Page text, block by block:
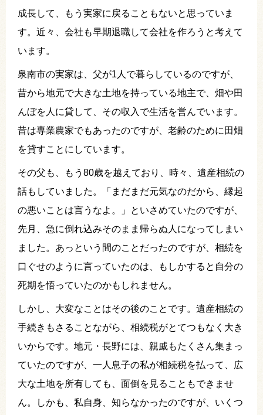
成長して、もう実家に戻ることもないと思っていま
す。近々、会社も早期退職して会社を作ろうと考えて
います。
泉南市の実家は、父が1人で暮らしているのですが、
昔から地元で大きな土地を持っている地主で、畑や田
んぼを人に貸して、その収入で生活を営んでいます。
昔は専業農家でもあったのですが、老齢のために田畑
を貸すことにしています。
その父も、もう80歳を越えており、時々、遺産相続の
話もしていました。「まだまだ元気なのだから、縁起
の悪いことは言うなよ。」といさめていたのですが、
先月、急に倒れ込みそのまま帰らぬ人になってしまい
ました。あっという間のことだったのですが、相続を
口ぐせのように言っていたのは、もしかすると自分の
死期を悟っていたのかもしれません。
しかし、大変なことはその後のことです。遺産相続の
手続きもさることながら、相続税がとてつもなく大き
いからです。地元・長野には、親戚もたくさん集まっ
ていたのですが、一人息子の私が相続税を払って、広
大な土地を所有しても、面倒を見ることもできませ
ん。しかも、私自身、知らなかったのですが、いくつ